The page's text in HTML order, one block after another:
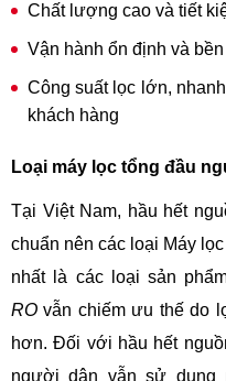
Chất lượng cao và tiết
Vận hành ổn định và
Công suất lọc lớn,
khách hàng
Loại máy lọc tổng đầu
Tại Việt Nam, hầu hết
chuẩn nên các loại Máy
nhất là các loại sản
RO vẫn chiếm ưu thế do
hơn. Đối với hầu hết
người dân vẫn sử